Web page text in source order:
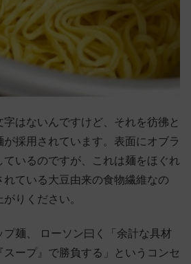
はないんですけど、それを彷彿と
採用されています。表面にオブラ
ているのですが、これは麺をほぐれ
ている大豆由来の食物繊維なの
りください。
プ麺、 ローソン曰く「余計な具材
スープ』で勝負する」というコンセ